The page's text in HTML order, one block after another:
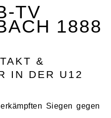
&
IN DER U12
Siegen gegen